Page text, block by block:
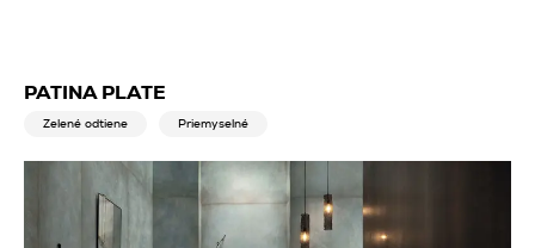
PATINA PLATE
Zelené odtiene Priemyselné